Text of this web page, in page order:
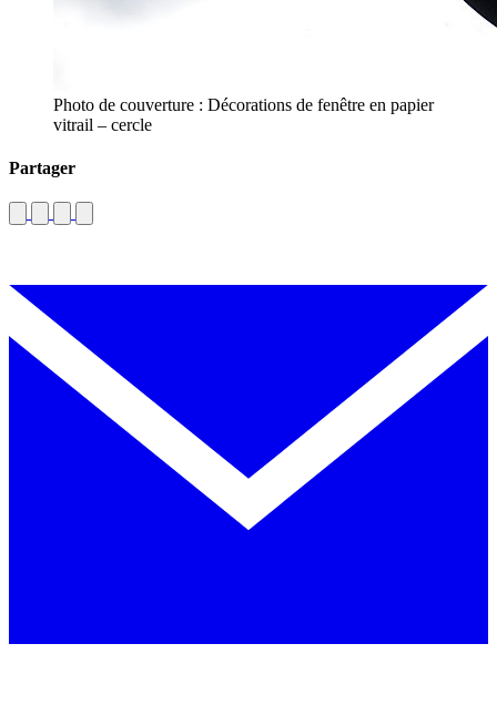
Photo de couverture : Décorations de fenêtre en papier
vitrail – cercle
Partager